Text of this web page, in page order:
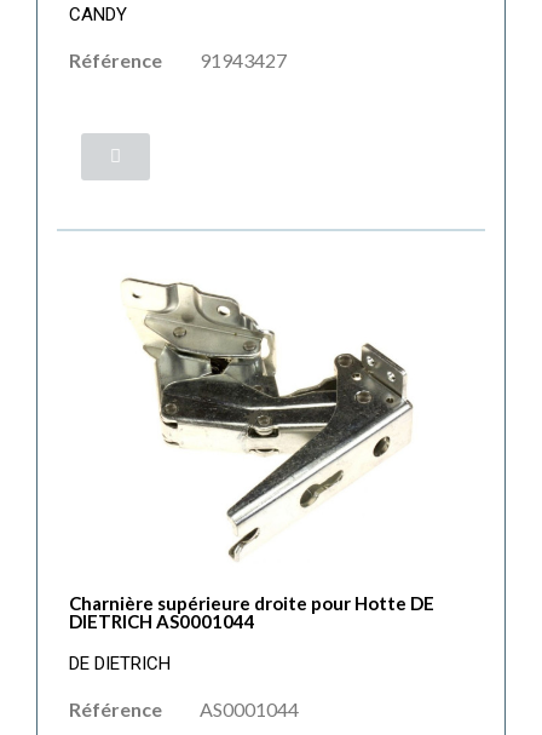
CANDY
Référence 91943427
Charnière supérieure droite pour Hotte DE
DIETRICH AS0001044
DE DIETRICH
Référence AS0001044